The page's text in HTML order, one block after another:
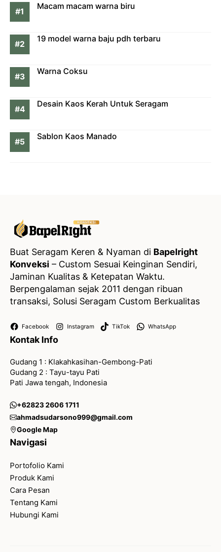
Macam macam warna biru
19 model warna baju pdh terbaru
Warna Coksu
Desain Kaos Kerah Untuk Seragam
Sablon Kaos Manado
Buat Seragam Keren & Nyaman di Bapelright
Konveksi – Custom Sesuai Keinginan Sendiri,
Jaminan Kualitas & Ketepatan Waktu.
Berpengalaman sejak 2011 dengan ribuan
transaksi, Solusi Seragam Custom Berkualitas
Facebook Instagram TikTok WhatsApp
Kontak Info
Gudang 1 : Klakahkasihan-Gembong-Pati
Gudang 2 : Tayu-tayu Pati
Pati Jawa tengah, Indonesia
+62823 2606 1711
ahmadsudarsono999@gmail.com
Google Map
Navigasi
Portofolio Kami
Produk Kami
Cara Pesan
Tentang Kami
Hubungi Kami